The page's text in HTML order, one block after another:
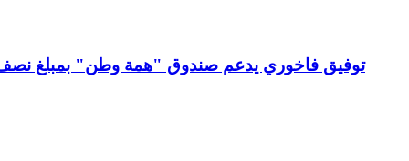
توفيق فاخوري يدعم صندوق "همة وطن" بمبلغ نصف